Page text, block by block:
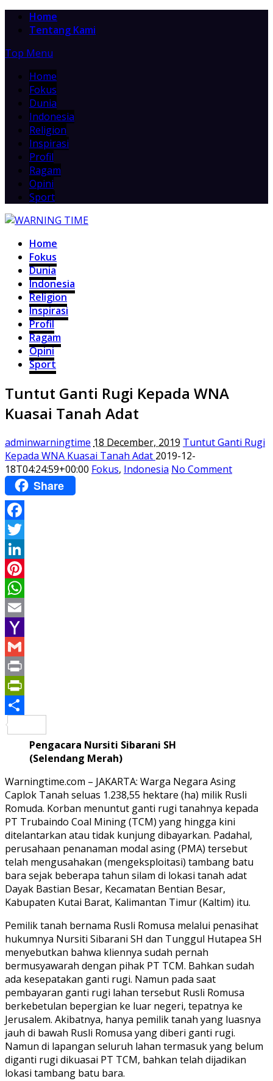
Home
Tentang Kami
Top Menu
Home
Fokus
Dunia
Indonesia
Religion
Inspirasi
Profil
Ragam
Opini
Sport
Home
Fokus
Dunia
Indonesia
Religion
Inspirasi
Profil
Ragam
Opini
Sport
Tuntut Ganti Rugi Kepada WNA
Kuasai Tanah Adat
adminwarningtime 18 December, 2019 Tuntut Ganti Rugi
Kepada WNA Kuasai Tanah Adat 2019-12-
18T04:24:59+00:00 Fokus, Indonesia No Comment
Share
Facebook
Twitter
LinkedIn
Pinterest
WhatsApp
Email
Yahoo
Mail
Gmail
Print
PrintFriendly
Pengacara Nursiti Sibarani SH
(Selendang Merah)
Warningtime.com – JAKARTA: Warga Negara Asing
Caplok Tanah seluas 1.238,55 hektare (ha) milik Rusli
Romuda. Korban menuntut ganti rugi tanahnya kepada
PT Trubaindo Coal Mining (TCM) yang hingga kini
ditelantarkan atau tidak kunjung dibayarkan. Padahal,
perusahaan penanaman modal asing (PMA) tersebut
telah mengusahakan (mengeksploitasi) tambang batu
bara sejak beberapa tahun silam di lokasi tanah adat
Dayak Bastian Besar, Kecamatan Bentian Besar,
Kabupaten Kutai Barat, Kalimantan Timur (Kaltim) itu.
Pemilik tanah bernama Rusli Romusa melalui penasihat
hukumnya Nursiti Sibarani SH dan Tunggul Hutapea SH
menyebutkan bahwa kliennya sudah pernah
bermusyawarah dengan pihak PT TCM. Bahkan sudah
ada kesepatakan ganti rugi. Namun pada saat
pembayaran ganti rugi lahan tersebut Rusli Romusa
berkebetulan bepergian ke luar negeri, tepatnya ke
Jerusalem. Akibatnya, hanya pemilik tanah yang luasnya
jauh di bawah Rusli Romusa yang diberi ganti rugi.
Namun di lapangan seluruh lahan termasuk yang belum
diganti rugi dikuasai PT TCM, bahkan telah dijadikan
lokasi tambang batu bara.